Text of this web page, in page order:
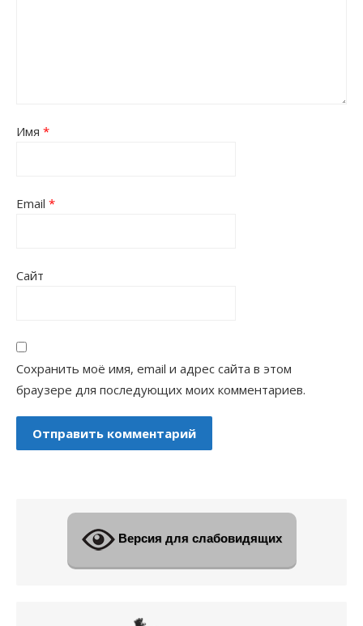
Имя *
Email *
Сайт
Сохранить моё имя, email и адрес сайта в этом
браузере для последующих моих комментариев.
Версия для слабовидящих